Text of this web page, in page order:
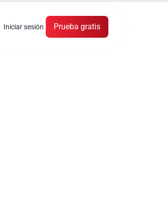
Iniciar sesión Prueba gratis